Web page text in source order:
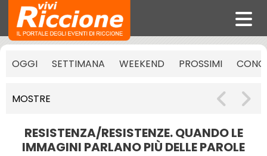
OGGI SETTIMANA WEEKEND PROSSIMI
MOSTRE
RESISTENZA/RESISTENZE. QUANDO LE
IMMAGINI PARLANO PIÙ DELLE PAROLE